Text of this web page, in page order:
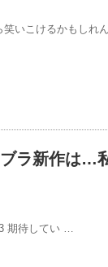
笑いこけるかもしれ
ラ新作は…
期待してい …